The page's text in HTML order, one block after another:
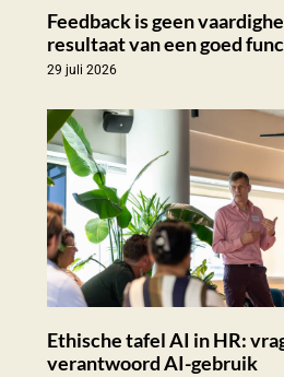
Feedback is geen
resultaat van een goed
29 juli 2026
Ethische tafel AI in HR:
verantwoord AI-gebruik